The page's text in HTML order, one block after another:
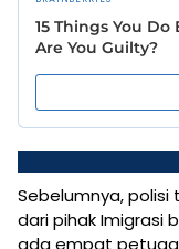
Sebelumnya,
dari pihak Imigrasi
ada empat